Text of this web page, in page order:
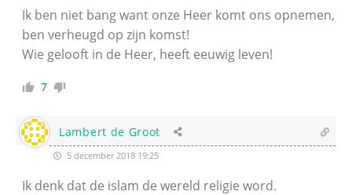
Ik ben niet bang want onze Heer komt ons opnemen,
ben verheugd op zijn komst!
Wie gelooft in de Heer, heeft eeuwig leven!
7
Lambert de Groot
5 december 2018 19:25
Ik denk dat de islam de wereld religie word.